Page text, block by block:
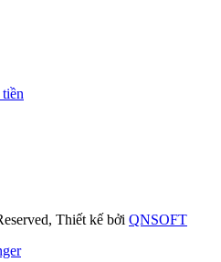
Thiết kế bởi QNSOFT